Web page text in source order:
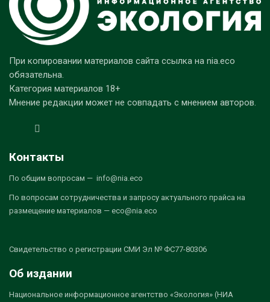
При копировании материалов сайта ссылка на nia.eco
обязательна.
Категория материалов 18+
Мнение редакции может не совпадать с мнением авторов.
Контакты
По общим вопросам — info@nia.eco
По вопросам сотрудничества и запросу актуального прайса на
размещение материалов — eco@nia.eco
Свидетельство о регистрации СМИ Эл № ФС77-80306
Об издании
Национальное информационное агентство «Экология» (НИА